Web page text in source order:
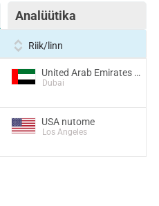
Analüütika
Riik/linn
United Arab Emirates nutome
Dubai
USA nutome
Los Angeles